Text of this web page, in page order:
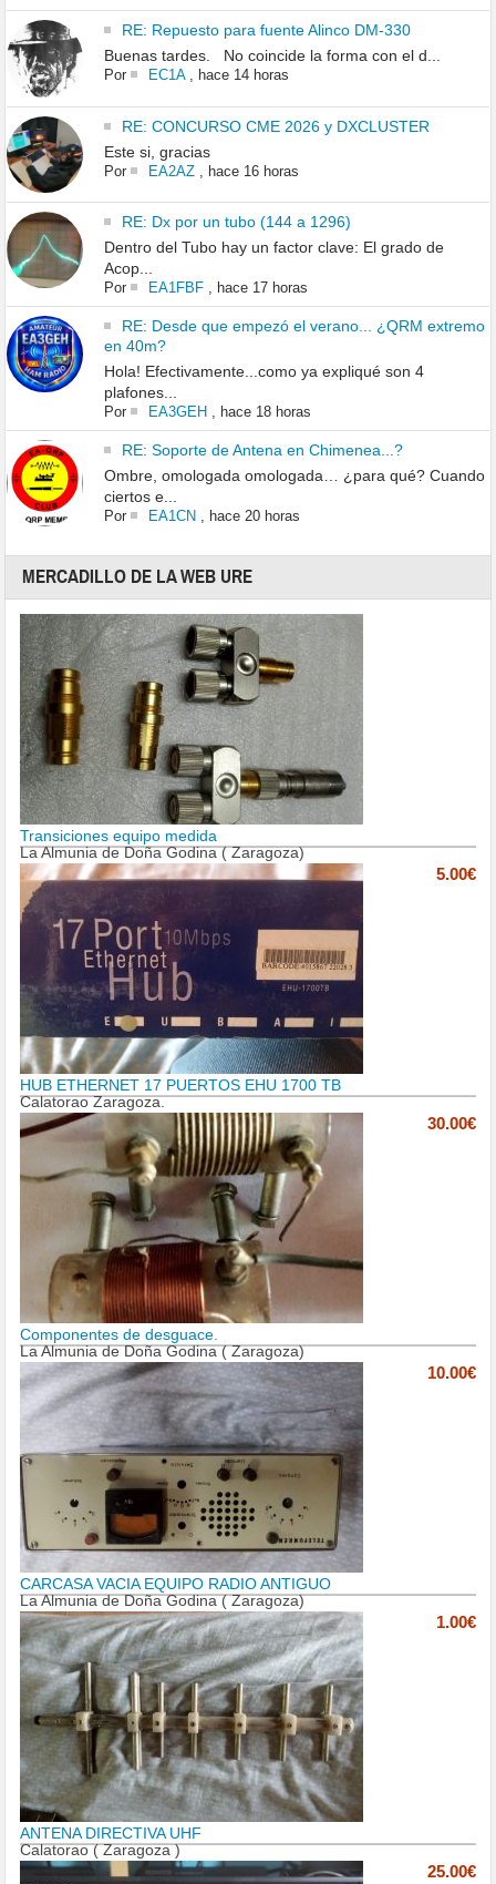
RE: Repuesto para fuente Alinco DM-330
Buenas tardes. No coincide la forma con el d...
Por EC1A, hace 14 horas
RE: CONCURSO CME 2026 y DXCLUSTER
Este si, gracias
Por EA2AZ, hace 16 horas
RE: Dx por un tubo (144 a 1296)
Dentro del Tubo hay un factor clave: El grado de
Acop...
Por EA1FBF, hace 17 horas
RE: Desde que empezó el verano... ¿QRM extremo
en 40m?
Hola! Efectivamente...como ya expliqué son 4
plafones...
Por EA3GEH , hace 18 horas
RE: Soporte de Antena en Chimenea...?
Ombre, omologada omologada… ¿para qué? Cuando
ciertos e...
Por EA1CN , hace 20 horas
MERCADILLO DE LA WEB URE
Transiciones equipo medida
La Almunia de Doña Godina ( Zaragoza)
5.00€
HUB ETHERNET 17 PUERTOS EHU 1700 TB
Calatorao Zaragoza.
30.00€
Componentes de desguace.
La Almunia de Doña Godina ( Zaragoza)
10.00€
CARCASA VACIA EQUIPO RADIO ANTIGUO
La Almunia de Doña Godina ( Zaragoza)
1.00€
ANTENA DIRECTIVA UHF
Calatorao ( Zaragoza )
25.00€